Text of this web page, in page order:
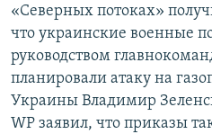
«Северных потоках»
что украинские военные
руководством
планировали атаку на
Украины Владимир
WP заявил, что приказы